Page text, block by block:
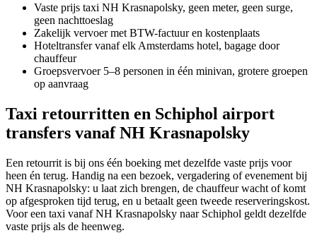
Vaste prijs taxi NH Krasnapolsky, geen meter, geen surge,
geen nachttoeslag
Zakelijk vervoer met BTW-factuur en kostenplaats
Hoteltransfer vanaf elk Amsterdams hotel, bagage door
chauffeur
Groepsvervoer 5–8 personen in één minivan, grotere groepen
op aanvraag
Taxi retourritten en Schiphol airport
transfers vanaf NH Krasnapolsky
Een retourrit is bij ons één boeking met dezelfde vaste prijs voor
heen én terug. Handig na een bezoek, vergadering of evenement bij
NH Krasnapolsky: u laat zich brengen, de chauffeur wacht of komt
op afgesproken tijd terug, en u betaalt geen tweede reserveringskost.
Voor een taxi vanaf NH Krasnapolsky naar Schiphol geldt dezelfde
vaste prijs als de heenweg.